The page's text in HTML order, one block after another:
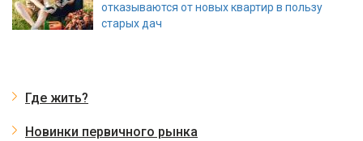
отказываются от новых квартир в пользу
старых дач
Где жить?
Новинки первичного рынка